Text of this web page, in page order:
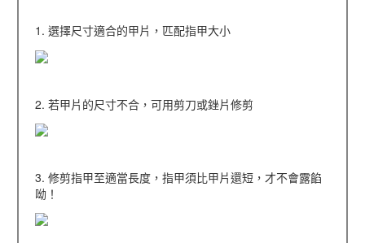
1. 選擇尺寸適合的甲片，匹配指甲大小
2. 若甲片的尺寸不合，可用剪刀或銼片修剪
3. 修剪指甲至適當長度，指甲須比甲片還短，才不會露餡
呦！